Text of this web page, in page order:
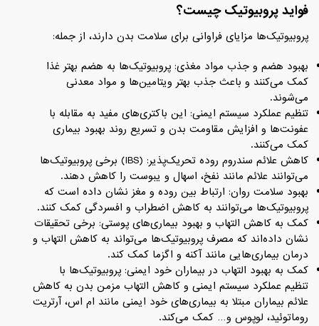
فواید پروبیوتیک چیست؟
پروبیوتیک‌ها مزایای فراوانی برای سلامت بدن دارند، از جمله:
بهبود هضم و جذب مواد مغذی: پروبیوتیک‌ها به هضم بهتر غذا
کمک می‌کنند و باعث جذب بهتر ویتامین‌ها و مواد معدنی
می‌شوند.
تنظیم عملکرد سیستم ایمنی: این باکتری‌های مفید به مقابله با
عفونت‌ها و افزایش مقاومت بدن و تسریع روند بهبود بیماری
کمک می‌کنند.
کاهش علائم سندروم روده تحریک‌پذیر: (IBS) برخی پروبیوتیک‌ها
می‌توانند علائم مانند نفخ، اسهال و یبوست را کاهش دهند.
بهبود سلامت روان: ارتباط بین روده و مغز نشان داده است که
پروبیوتیک‌ها می‌توانند به کاهش اضطراب و افسردگی کمک کنند.
کمک به کاهش التهاب و بهبود بیماری‌های پوستی: برخی تحقیقات
نشان داده‌اند که مصرف پروبیوتیک‌ها می‌تواند به کاهش التهاب و
درمان بیماری‌هایی مانند آکنه و اگزما کمک کند.
کمک به بهبود التهاب در بیماران خود ایمنی: پروبیوتیک‌ها با
تنظیم عملکرد سیستم ایمنی و کاهش التهاب مزمن بدن به کاهش
علائم بیماران مبتلا به بیماری‌های خود ایمنی مانند ام اس، آرتریت
روماتوئید، لوپوس و… کمک می‌کند.